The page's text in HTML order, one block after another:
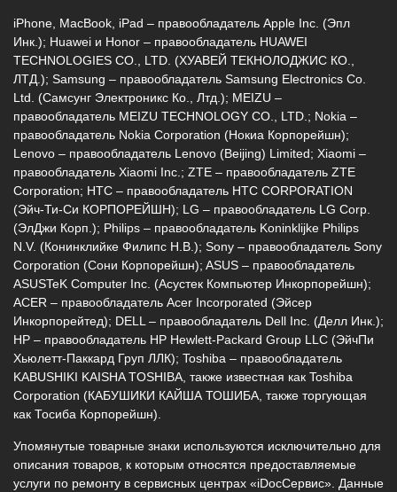
8 (964) 914-44-74
(с 9:00 до 20:00)
г. Новороссийск, ул. Героев Десантников,
2/3
8 (964) 914-44-74 (с 9:00 до 20:00)
iPhone, MacBook, iPad – правообладатель Apple Inc. (Эпл
Инк.); Huawei и Honor – правообладатель HUAWEI
TECHNOLOGIES CO., LTD. (ХУАВЕЙ ТЕКНОЛОДЖИС КО.,
ЛТД.); Samsung – правообладатель Samsung Electronics Co.
Ltd. (Самсунг Электроникс Ко., Лтд.); MEIZU –
правообладатель MEIZU TECHNOLOGY CO., LTD.; Nokia –
правообладатель Nokia Corporation (Нокиа Корпорейшн);
Lenovo – правообладатель Lenovo (Beijing) Limited; Xiaomi –
правообладатель Xiaomi Inc.; ZTE – правообладатель ZTE
Corporation; HTC – правообладатель HTC CORPORATION
(Эйч-Ти-Си КОРПОРЕЙШН); LG – правообладатель LG Corp.
(ЭлДжи Корп.); Philips – правообладатель Koninklijke Philips
N.V. (Конинклийке Филипс Н.В.); Sony – правообладатель Sony
Corporation (Сони Корпорейшн); ASUS – правообладатель
ASUSTeK Computer Inc. (Асустек Компьютер Инкорпорейшн);
ACER – правообладатель Acer Incorporated (Эйсер
Инкорпорейтед); DELL – правообладатель Dell Inc. (Делл Инк.);
HP – правообладатель HP Hewlett-Packard Group LLC (ЭйчПи
Хьюлетт-Паккард Груп ЛЛК); Toshiba – правообладатель
KABUSHIKI KAISHA TOSHIBA, также известная как Toshiba
Corporation (КАБУШИКИ КАЙША ТОШИБА, также торгующая
как Тосиба Корпорейшн).
Упомянутые товарные знаки используются исключительно для
описания товаров, к которым относятся предоставляемые
услуги по ремонту в сервисных центрах «iDocСервис». Данные